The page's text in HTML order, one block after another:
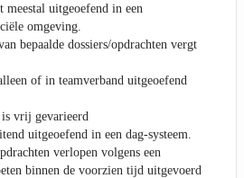
uitgeoefend in een
omgeving.
bepaalde dossiers/opdrachten vergt
of in teamverband uitgeoefend
vrij gevarieerd
uitgeoefend in een dag-systeem.
verlopen volgens een
binnen de voorzien tijd uitgevoerd